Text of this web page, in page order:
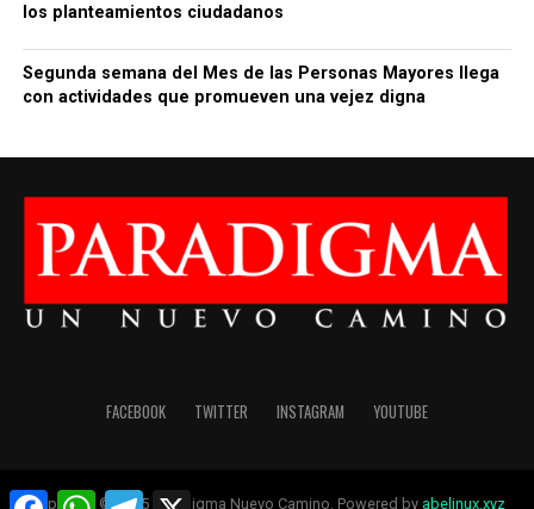
los planteamientos ciudadanos
Segunda semana del Mes de las Personas Mayores llega
con actividades que promueven una vejez digna
FACEBOOK TWITTER INSTAGRAM YOUTUBE
Copyright © 2025 Paradigma Nuevo Camino. Powered by abelinux.xyz
FacebookWhatsAppTelegram
X